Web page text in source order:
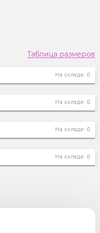
Таблица размеров
На складе: 0
На складе: 0
На складе: 0
На складе: 0